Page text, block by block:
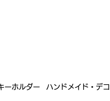
ーホルダー ハンドメイド・デコ